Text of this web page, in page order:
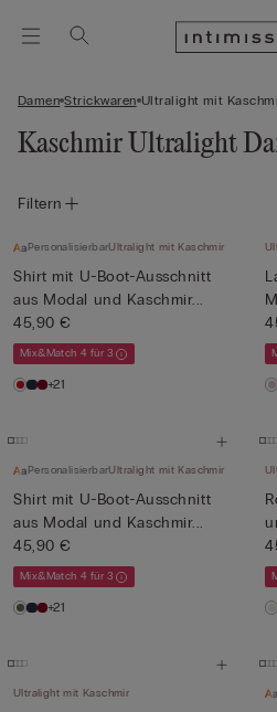
Damen Strickwaren Ultralight mit
Kaschmir Ultralight
Filtern
PersonalisierbarUltralight mit Kaschmir
Shirt mit U-Boot-Ausschnitt
aus Modal und Kaschmir...
45,90 €
Mix&Match 4 für 3
+21
PersonalisierbarUltralight mit Kaschmir
Shirt mit U-Boot-Ausschnitt
aus Modal und Kaschmir...
45,90 €
Mix&Match 4 für 3
+21
Ultralight mit Kaschmir